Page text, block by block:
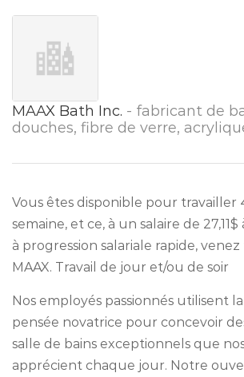
MAAX Bath Inc. - fabricant de
douches, fibre de verre,
Vous êtes disponible pour travailler
semaine, et ce, à un salaire de
à progression salariale rapide,
MAAX. Travail de jour et/ou de soir
Nos employés passionnés utilisent
pensée novatrice pour concevoir
salle de bains exceptionnels que
apprécient chaque jour. Notre